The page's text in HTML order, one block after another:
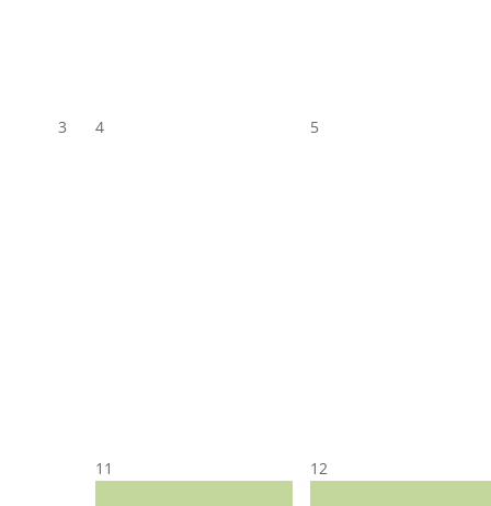
3 4 5
11 12